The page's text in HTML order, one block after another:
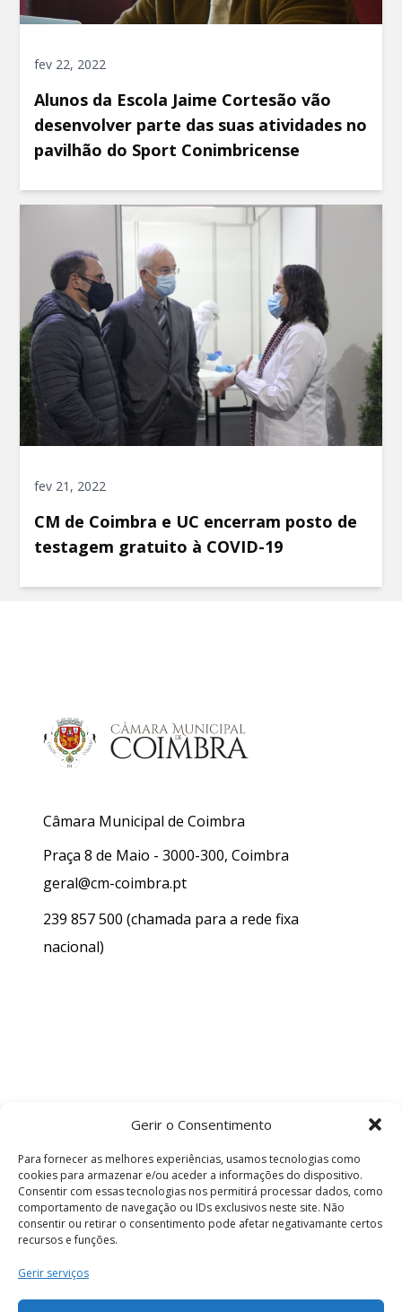
Gerir o Consentimento
Para fornecer as melhores experiências, usamos tecnologias como
cookies para armazenar e/ou aceder a informações do dispositivo.
Consentir com essas tecnologias nos permitirá processar dados, como
comportamento de navegação ou IDs exclusivos neste site. Não
consentir ou retirar o consentimento pode afetar negativamante certos
recursos e funções.
Gerir serviços
fev 22, 2022
Alunos da Escola Jaime Cortesão vão
desenvolver parte das suas atividades no
pavilhão do Sport Conimbricense
fev 21, 2022
CM de Coimbra e UC encerram posto de
testagem gratuito à COVID-19
Câmara Municipal de Coimbra
Praça 8 de Maio - 3000-300, Coimbra
geral@cm-coimbra.pt
239 857 500 (chamada para a rede fixa
nacional)
Termos e Condições